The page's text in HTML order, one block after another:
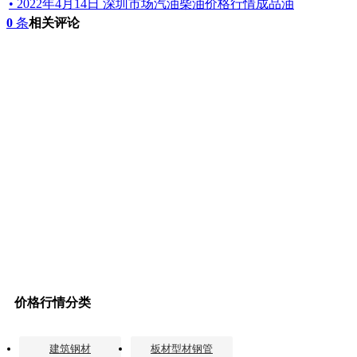
• 2022年4月14日 深圳市场汽油柴油价格行情成品油
0 条相关评论
价格行情分类
建筑钢材 板材型材钢管